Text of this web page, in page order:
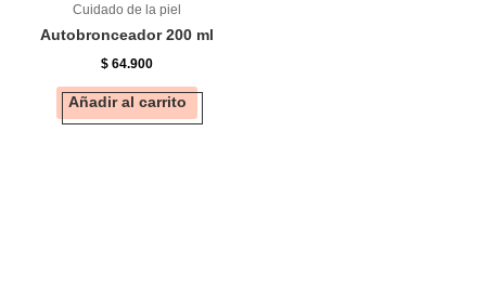
Cuidado de la piel
Autobronceador 200 ml
$ 64.900
Añadir al carrito